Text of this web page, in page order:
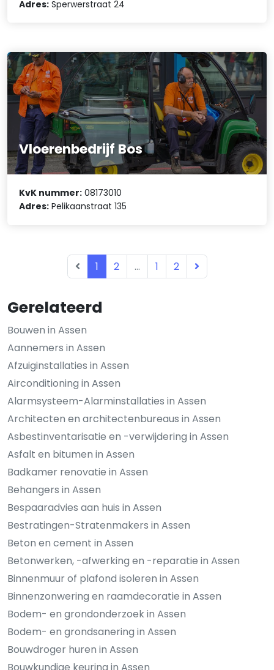
Gerelateerd
Bouwen in Assen
Aannemers in Assen
Afzuiginstallaties in Assen
Airconditioning in Assen
Alarmsysteem-Alarminstallaties in Assen
Architecten en architectenbureaus in Assen
Asbestinventarisatie en -verwijdering in Assen
Asfalt en bitumen in Assen
Badkamer renovatie in Assen
Behangers in Assen
Bespaaradvies aan huis in Assen
Bestratingen-Stratenmakers in Assen
Beton en cement in Assen
Betonwerken, -afwerking en -reparatie in Assen
Binnenmuur of plafond isoleren in Assen
Binnenzonwering en raamdecoratie in Assen
Bodem- en grondonderzoek in Assen
Bodem- en grondsanering in Assen
Bouwdroger huren in Assen
Bouwkundige keuring in Assen
Adres: Sperwerstraat 24
Vloerenbedrijf Bos
KvK nummer: 08173010
Adres: Pelikaanstraat 135
1 2 ... 1 2